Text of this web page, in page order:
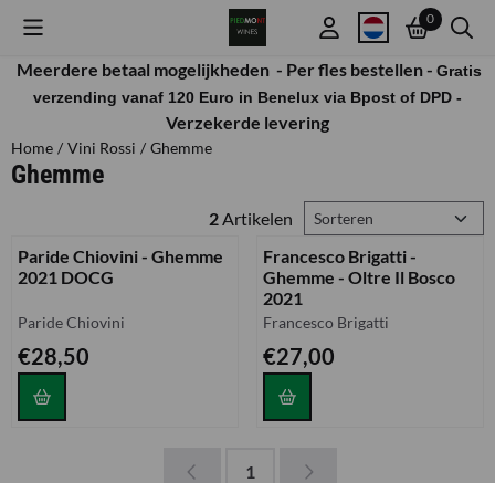
Cookievoorkeuren zijn beschikbaar. Kies instellingen of sta alle
0
Meerdere betaal mogelijkheden - Per fles bestellen - Gratis
verzending vanaf 120 Euro in Benelux via Bpost of DPD -
Verzekerde levering
Home / Vini Rossi / Ghemme
Ghemme
2 Artikelen Sorteermethode
Paride Chiovini - Ghemme
2021 DOCG
Merk:
Paride Chiovini
Prijs: 28,50
€28,50
Francesco Brigatti -
Ghemme - Oltre Il Bosco
2021
Merk:
Francesco Brigatti
Prijs: 27,00
€27,00
1